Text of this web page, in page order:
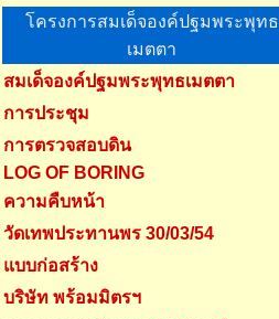
โครงการสมเด็จองค์ปฐมพระพุทธ
เมตตา
สมเด็จองค์ปฐมพระพุทธเมตตา
การประชุม
การตรวจสอบดิน
LOG OF BORING
ความคืบหน้า
วัดเทพประทานพร 30/03/54
แบบก่อสร้าง
บริษัท พร้อมมิตรฯ